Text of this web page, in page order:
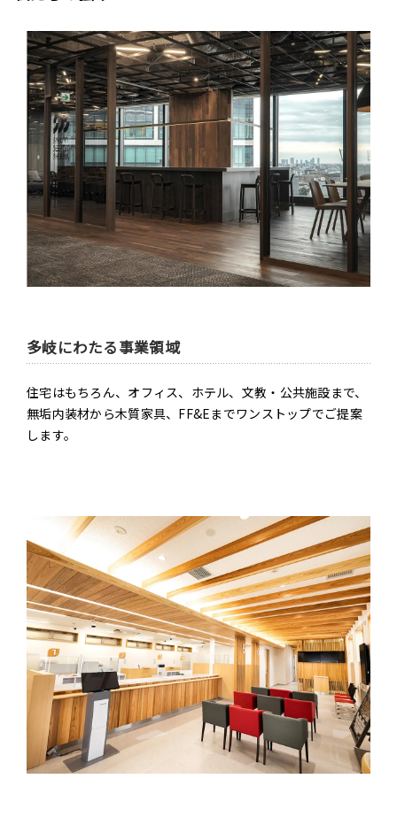
多岐にわたる事業領域
住宅はもちろん、オフィス、ホテル、文教・公共施設まで、
無垢内装材から木質家具、FF&Eまでワンストップでご提案
します。